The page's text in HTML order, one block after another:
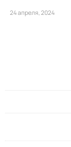
24 апреля, 2024